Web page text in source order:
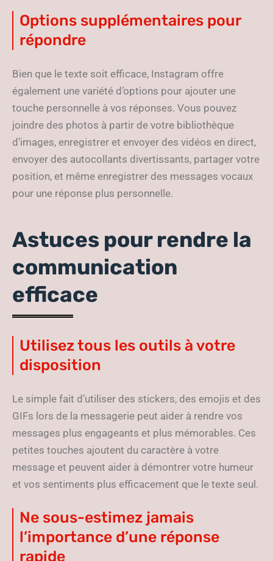
Options supplémentaires pour
répondre
Bien que le texte soit efficace, Instagram offre
également une variété d’options pour ajouter une
touche personnelle à vos réponses. Vous pouvez
joindre des photos à partir de votre bibliothèque
d’images, enregistrer et envoyer des vidéos en direct,
envoyer des autocollants divertissants, partager votre
position, et même enregistrer des messages vocaux
pour une réponse plus personnelle.
Astuces pour rendre la
communication
efficace
Utilisez tous les outils à votre
disposition
Le simple fait d’utiliser des stickers, des emojis et des
GIFs lors de la messagerie peut aider à rendre vos
messages plus engageants et plus mémorables. Ces
petites touches ajoutent du caractère à votre
message et peuvent aider à démontrer votre humeur
et vos sentiments plus efficacement que le texte seul.
Ne sous-estimez jamais
l’importance d’une réponse
rapide